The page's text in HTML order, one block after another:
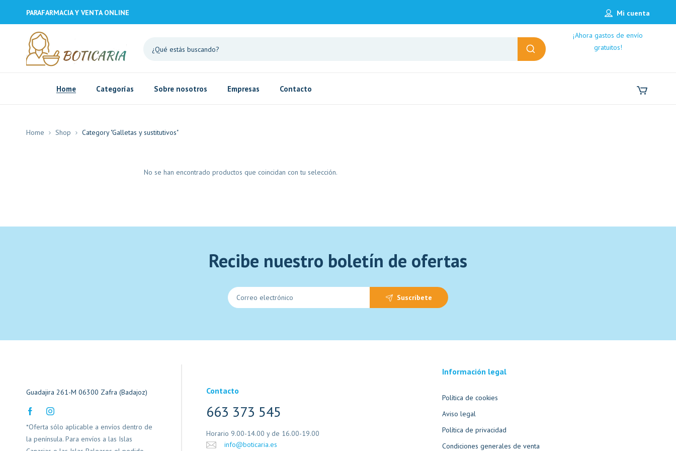
Mi cuenta
PARAFARMACIA Y VENTA ONLINE
¡Ahora gastos de envío
gratuitos!
Home Categorías Sobre nosotros Empresas Contacto
Home Shop Category "Galletas y sustitutivos"
No se han encontrado productos que coincidan con tu selección.
Recibe nuestro boletín de ofertas
Suscríbete
Guadajira 261-M 06300 Zafra (Badajoz)
*Oferta sólo aplicable a envíos dentro de
la península. Para envíos a las Islas
Contacto
663 373 545
Horario 9.00-14.00 y de 16.00-19.00
info@boticaria.es
Información legal
Política de cookies
Aviso legal
Política de privacidad
Condiciones generales de venta